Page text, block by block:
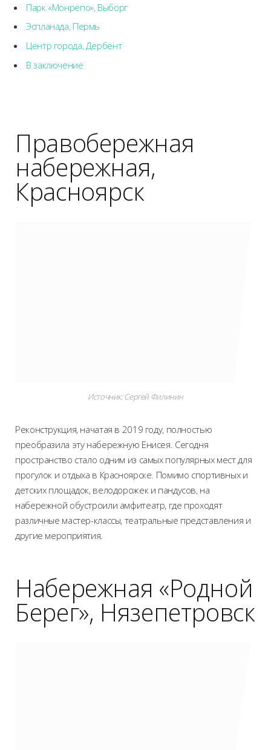
Парк «Монрепо», Выборг
Эспланада, Пермь
Центр города, Дербент
В заключение
Правобережная
набережная,
Красноярск
Источник: Сергей Филинин
Реконструкция, начатая в 2019 году, полностью
преобразила эту набережную Енисея. Сегодня
пространство стало одним из самых популярных мест для
прогулок и отдыха в Красноярске. Помимо спортивных и
детских площадок, велодорожек и пандусов, на
набережной обустроили амфитеатр, где проходят
различные мастер-классы, театральные представления и
другие мероприятия.
Набережная «Родной
Берег», Нязепетровск